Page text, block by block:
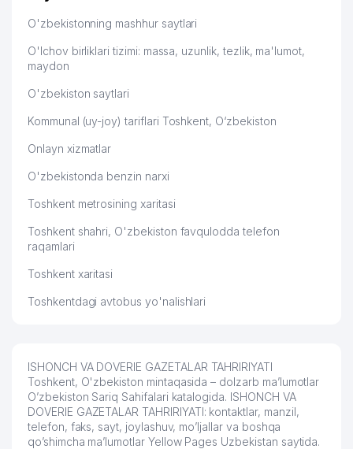
43 CHIMYON FAYZ MChJ
ZARAFSHON-ZIYO XUSUSIY
264 м
45 ALOQA BO'LIMI № 1
46 ATTRANERGY TRADING MChJ
TADBIRKOR
48 TASHKENT PALACE NEW MChJ
49 TIAN TECHNOLOGY MChJ 272 м
50 ZARAFSHON MChJ
51 BEST HOLIDAYS TOUR MChJ
53 PODIUM MChJ
54 ASL NOVVOT XUSUSIY KORXONASI 281 м
55 TASHKENT PALACE NEW MChJ 283 м
O'zbekistonning mashhur saytlari
O'lchov birliklari tizimi: massa, uzunlik, tezlik, ma'lumot,
maydon
O'zbekiston saytlari
Kommunal (uy-joy) tariflari Toshkent, O‘zbekiston
Onlayn xizmatlar
O'zbekistonda benzin narxi
Toshkent metrosining xaritasi
Toshkent shahri, O'zbekiston favqulodda telefon
raqamlari
Toshkent xaritasi
Toshkentdagi avtobus yo'nalishlari
ISHONCH VA DOVERIE GAZETALAR TAHRIRIYATI
Toshkent, O'zbekiston mintaqasida – dolzarb ma’lumotlar
O’zbekiston Sariq Sahifalari katalogida. ISHONCH VA
DOVERIE GAZETALAR TAHRIRIYATI: kontaktlar, manzil,
telefon, faks, sayt, joylashuv, mo’ljallar va boshqa
qo’shimcha ma’lumotlar Yellow Pages Uzbekistan saytida.